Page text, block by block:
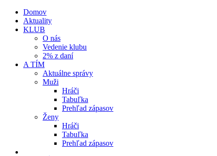
Domov
Aktuality
KLUB
O nás
Vedenie klubu
2% z daní
A TÍM
Aktuálne správy
Muži
Hráči
Tabuľka
Prehľad zápasov
Ženy
Hráči
Tabuľka
Prehľad zápasov